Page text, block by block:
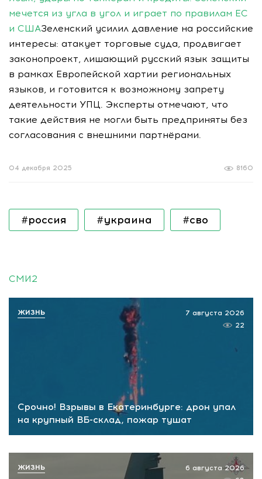
мечется из угла в угол и играет по правилам ЕС
и СШАЗеленский усилил давление на российские
интересы: атакует торговые суда, продвигает
законопроект, лишающий русский язык защиты
в рамках Европейской хартии региональных
языков, и готовится к возможному запрету
деятельности УПЦ. Эксперты отмечают, что
такие действия не могли быть предприняты без
согласования с внешними партнёрами.
8160
04 декабря 2025
#россия #украина #сво
СМИ2
Срочно! Взрывы в Екатеринбурге: дрон упал
на крупный ВБ-склад, пожар тушат
7 августа 2026
22
ЖИЗНЬ
6 августа 2026
ЖИЗНЬ